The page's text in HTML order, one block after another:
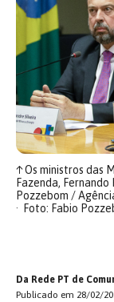
↑Os ministros das
Fazenda,
Pozzebom /
Foto: Fabio
Da Rede PT de
Publicado em 28/02/